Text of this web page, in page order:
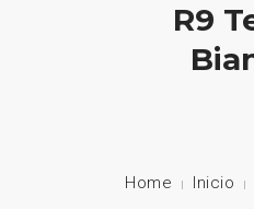
NUESTROS PRODUCTOS
R9
Home Inicio